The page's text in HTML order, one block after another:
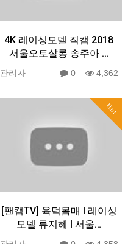
4K 레이싱모델 직캠 2018
서울오토살롱 송주아 …
관리자 0 4,362
Hot
[팬캠TV] 육덕몸매 Ι 레이싱
모델 류지혜 Ι 서울…